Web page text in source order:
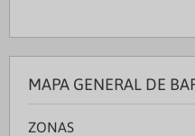
MAPA GENERAL DE
ZONAS